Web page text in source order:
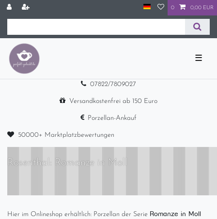
0 0,00 EUR
☰
07822/7809027
Versandkostenfrei ab 150 Euro
Porzellan-Ankauf
50000+ Marktplatzbewertungen
Rosenthal: Romanze in Moll
Hier im Onlineshop erhältlich: Porzellan der Serie Romanze in Moll